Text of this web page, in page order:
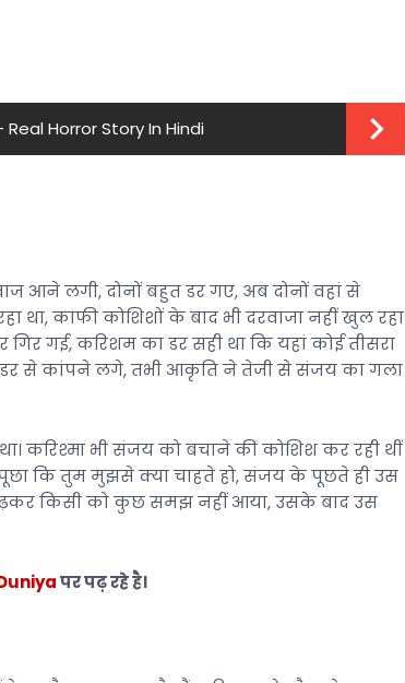
Horror Story In Hindi
आने लगी, दोनों बहुत डर गए, अब दोनों वहां से
था, काफी कोशिशों के बाद भी दरवाजा नहीं खुल रहा
गई, करिशम का डर सही था कि यहां कोई तीसरा
से कांपने लगे, तभी आकृति ने तेजी से संजय का गला
करिश्मा भी संजय को बचाने की कोशिश कर रही थीं
कि तुम मुझसे क्या चाहते हो, संजय के पूछते ही उस
किसी को कुछ समझ नहीं आया, उसके बाद उस
पर पढ़ रहे है।